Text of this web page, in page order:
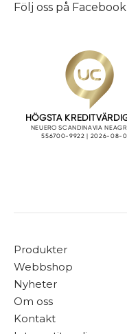
Följ oss på Facebook
Produkter
Webbshop
Nyheter
Om oss
Kontakt